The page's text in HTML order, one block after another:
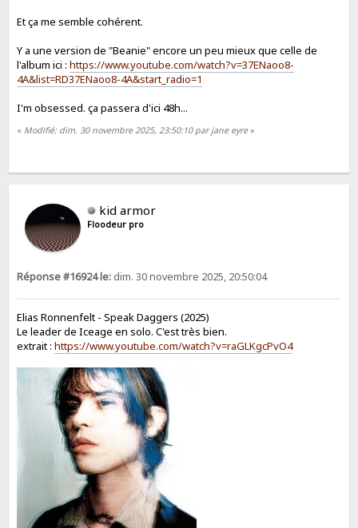
Et ça me semble cohérent.
Y a une version de "Beanie" encore un peu mieux que celle de
l'album ici :https://www.youtube.com/watch?v=37ENaoo8-
4A&list=RD37ENaoo8-4A&start_radio=1
I'm obsessed. ça passera d'ici 48h...
« Modifié: dim. 30 novembre 2025, 23:50:10 par jane eyre»
kid armor
Floodeur pro
Réponse #16924 le: dim. 30 novembre 2025, 20:50:04
Elias Ronnenfelt - Speak Daggers (2025)
Le leader de Iceage en solo. C'est très bien.
extrait :https://www.youtube.com/watch?v=raGLKgcPvO4